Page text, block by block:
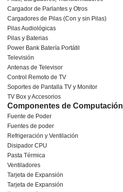
Cargador de Parlantes y Otros
Cargadores de Pilas (Con y sin Pilas)
Pilas Audiológicas
Pilas y Baterias
Power Bank Batería Portátil
Televisión
Antenas de Televisor
Control Remoto de TV
Soportes de Pantalla TV y Monitor
TV Box y Accesorios
Componentes de Computación
Fuente de Poder
Fuentes de poder
Refrigeración y Ventilación
Disipador CPU
Pasta Térmica
Ventiladores
Tarjeta de Expansión
Tarjeta de Expansión